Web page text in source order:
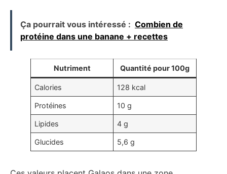
Ça pourrait vous intéressé : Combien de
protéine dans une banane + recettes
Nutriment Quantité pour 100g
Calories 128 kcal
Protéines 10 g
Lipides 4 g
Glucides 5,6 g